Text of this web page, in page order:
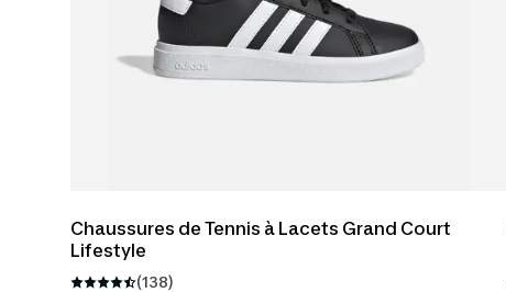
Chaussures de Tennis à Lacets Grand Court
Lifestyle
(138)